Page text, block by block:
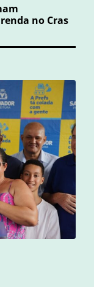
no Cras